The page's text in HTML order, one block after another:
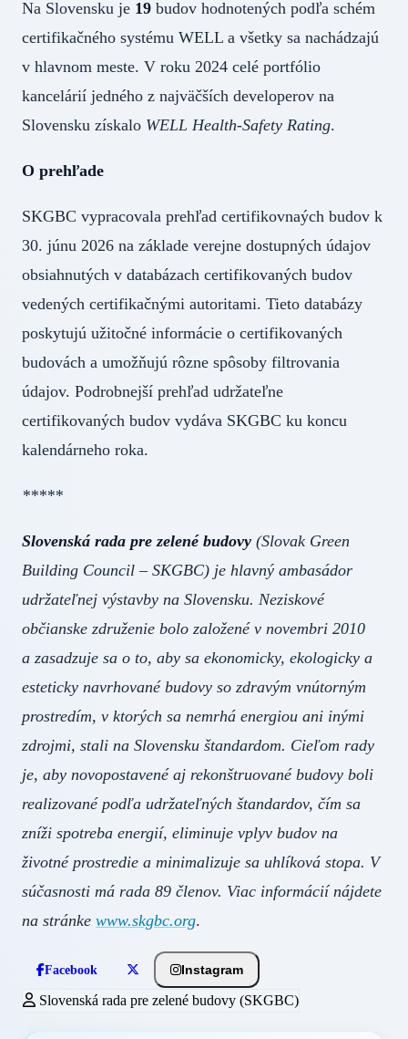
Na Slovensku je 19 budov hodnotených podľa schém
certifikačného systému WELL a všetky sa nachádzajú
v hlavnom meste. V roku 2024 celé portfólio
kancelárií jedného z najväčších developerov na
Slovensku získalo WELL Health-Safety Rating.
O prehľade
SKGBC vypracovala prehľad certifikovnaých budov k
30. júnu 2026 na základe verejne dostupných údajov
obsiahnutých v databázach certifikovaných budov
vedených certifikačnými autoritami. Tieto databázy
poskytujú užitočné informácie o certifikovaných
budovách a umožňujú rôzne spôsoby filtrovania
údajov. Podrobnejší prehľad udržateľne
certifikovaných budov vydáva SKGBC ku koncu
kalendárneho roka.
*****
Slovenská rada pre zelené budovy (Slovak Green
Building Council – SKGBC) je hlavný ambasádor
udržateľnej výstavby na Slovensku. Neziskové
občianske združenie bolo založené v novembri 2010
a zasadzuje sa o to, aby sa ekonomicky, ekologicky a
esteticky navrhované budovy so zdravým vnútorným
prostredím, v ktorých sa nemrhá energiou ani inými
zdrojmi, stali na Slovensku štandardom. Cieľom rady
je, aby novopostavené aj rekonštruované budovy boli
realizované podľa udržateľných štandardov, čím sa
zníži spotreba energií, eliminuje vplyv budov na
životné prostredie a minimalizuje sa uhlíková stopa. V
súčasnosti má rada 89 členov. Viac informácií nájdete
na stránke www.skgbc.org.
Facebook Instagram
Slovenská rada pre zelené budovy (SKGBC)